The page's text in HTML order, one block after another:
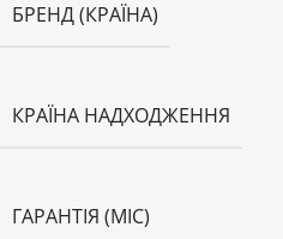
БРЕНД (КРАЇНА)
КРАЇНА НАДХОДЖЕННЯ
ГАРАНТІЯ (МІС)